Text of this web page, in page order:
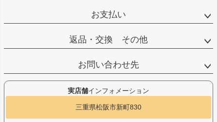
お支払い
返品・交換 その他
お問い合わせ先
実店舗インフォメーション
三重県松阪市新町830